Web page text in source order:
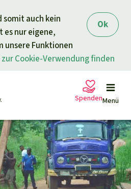
Ok
auch kein
es nur eigene,
unsere Funktionen
Cookie-Verwendung finden
Menü
Spenden
hilft
Spende